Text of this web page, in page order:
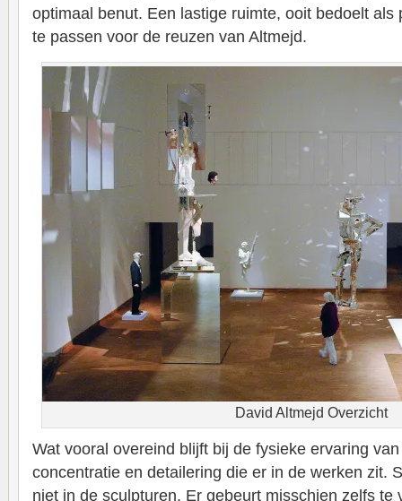
optimaal benut. Een lastige ruimte, ooit bedoelt als
te passen voor de reuzen van Altmejd.
David Altmejd Overzicht
Wat vooral overeind blijft bij de fysieke ervaring
concentratie en detailering die er in de werken zit.
niet in de sculpturen. Er gebeurt misschien zelfs te